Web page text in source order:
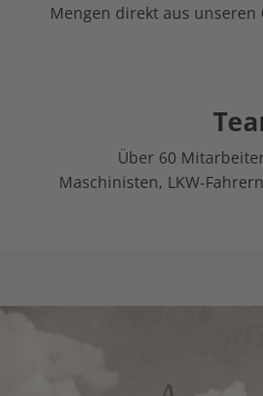
Mengen direkt aus
Über 60
Maschinisten, LKW-